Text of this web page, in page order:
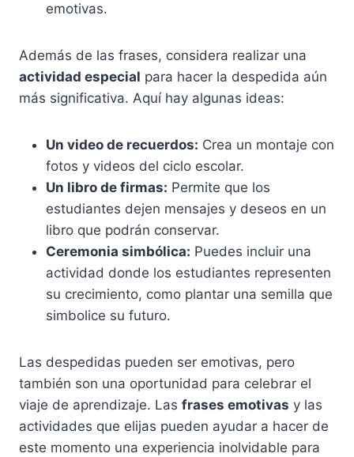
emotivas.
Además de las frases, considera realizar una
actividad especial para hacer la despedida aún
más significativa. Aquí hay algunas ideas:
Un video de recuerdos: Crea un montaje con
fotos y videos del ciclo escolar.
Un libro de firmas: Permite que los
estudiantes dejen mensajes y deseos en un
libro que podrán conservar.
Ceremonia simbólica: Puedes incluir una
actividad donde los estudiantes representen
su crecimiento, como plantar una semilla que
simbolice su futuro.
Las despedidas pueden ser emotivas, pero
también son una oportunidad para celebrar el
viaje de aprendizaje. Las frases emotivas y las
actividades que elijas pueden ayudar a hacer de
este momento una experiencia inolvidable para